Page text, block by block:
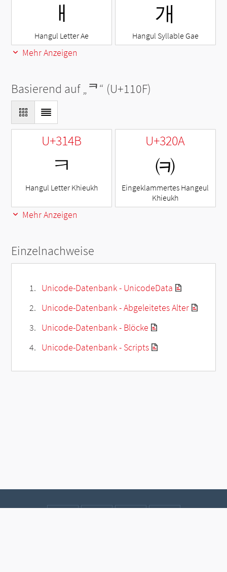
ㅐ
Hangul Letter Ae
개
Hangul Syllable Gae
Mehr Anzeigen
Basierend auf „ᄏ“ (U+110F)
U+314B
ㅋ
Hangul Letter Khieukh
U+320A
㈊
Eingeklammertes Hangeul
Khieukh
Mehr Anzeigen
Einzelnachweise
Unicode-Datenbank - UnicodeData
Unicode-Datenbank - Abgeleitetes Alter
Unicode-Datenbank - Blöcke
Unicode-Datenbank - Scripts